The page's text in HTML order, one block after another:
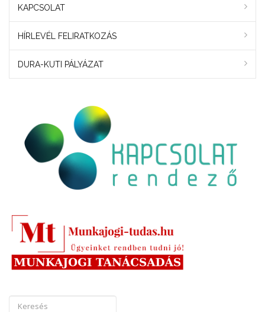
KAPCSOLAT
HÍRLEVÉL FELIRATKOZÁS
DURA-KUTI PÁLYÁZAT